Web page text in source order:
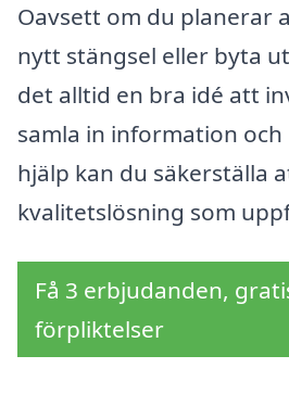
Oavsett om du planerar
nytt stängsel eller byta
det alltid en bra idé att
samla in information
hjälp kan du säkerställa
kvalitetslösning som
Få 3 erbjudanden,
förpliktelser